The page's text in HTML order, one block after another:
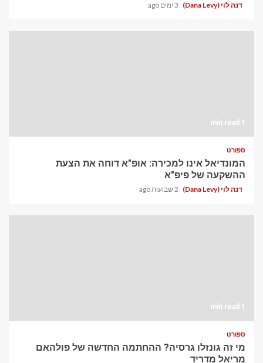
דנה לוי (Dana Levy) 3 ימים ago
1 min read
ספורט
המונדיאל אינו למכירה: אופ"א דוחה את הצעת
ההשקעה של פיפ"א
דנה לוי (Dana Levy) 2 שבועות ago
1 min read
ספורט
מי זה גונזלו גרסיה? ההחתמה החדשה של פולהאם
מריאל מדריד